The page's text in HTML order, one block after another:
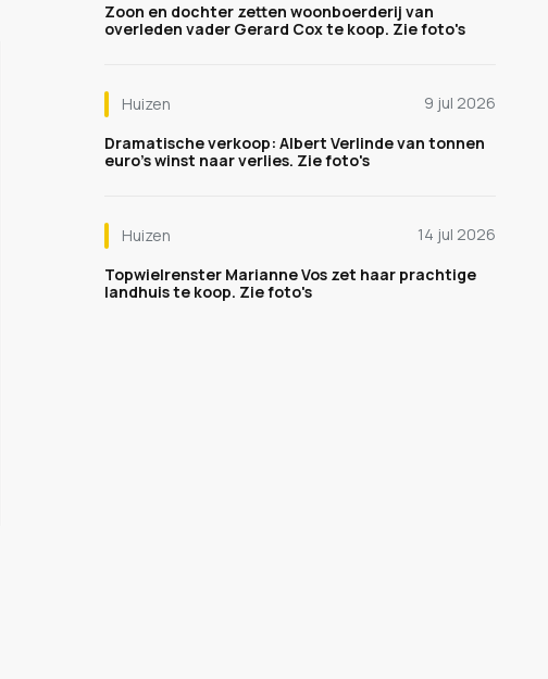
Zoon en dochter zetten woonboerderij van
overleden vader Gerard Cox te koop. Zie foto's
Huizen
9 jul 2026
Dramatische verkoop: Albert Verlinde van tonnen
euro's winst naar verlies. Zie foto's
Huizen
14 jul 2026
Topwielrenster Marianne Vos zet haar prachtige
landhuis te koop. Zie foto's